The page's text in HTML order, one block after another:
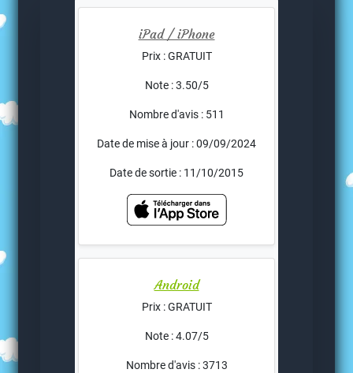
iPad / iPhone
Prix : GRATUIT
Note : 3.50/5
Nombre d'avis : 511
Date de mise à jour : 09/09/2024
Date de sortie : 11/10/2015
Android
Prix : GRATUIT
Note : 4.07/5
Nombre d'avis : 3713